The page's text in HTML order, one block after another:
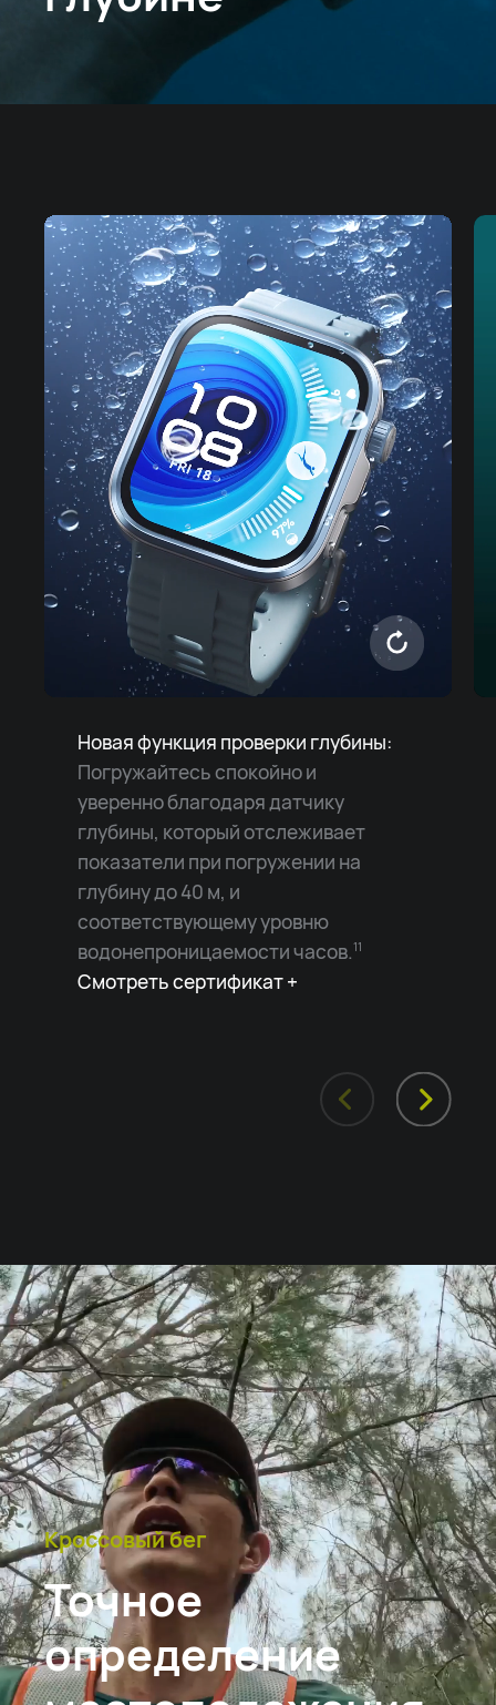
Новая функция проверки глубины:
Погружайтесь спокойно и
уверенно благодаря датчику
глубины, который отслеживает
показатели при погружении на
глубину до 40 м, и
соответствующему уровню
водонепроницаемости часов.11
Смотреть сертификат +
Кроссовый бег
Точное
определение